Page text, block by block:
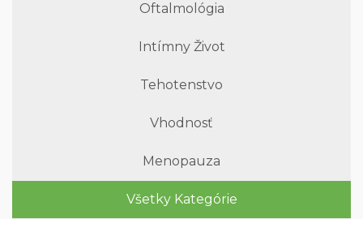
Oftalmológia
Intímny Život
Tehotenstvo
Vhodnosť
Menopauza
Všetky Kategórie